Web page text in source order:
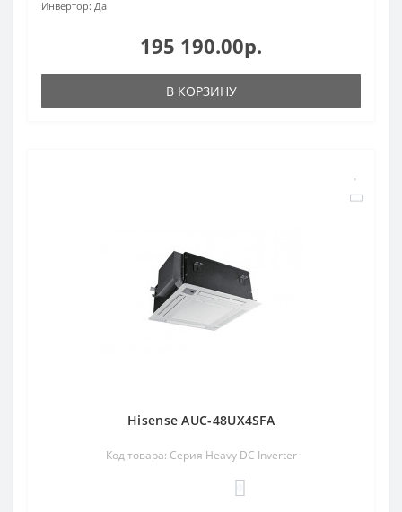
Инвертор: Да
195 190.00р.
В КОРЗИНУ
Hisense AUC-48UX4SFA
Код товара: Серия Heavy DC Inverter